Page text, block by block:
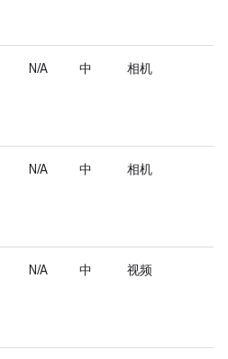
N/A 中 相机
N/A 中 相机
N/A 中 视频